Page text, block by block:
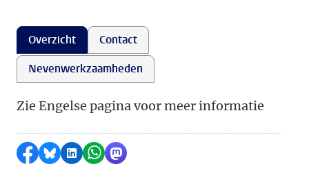
Overzicht
Contact
Nevenwerkzaamheden
Zie Engelse pagina voor meer informatie
Delen op Facebook
Delen via Bluesky
Delen op LinkedIn
Delen via WhatsApp
Delen via Mastodon